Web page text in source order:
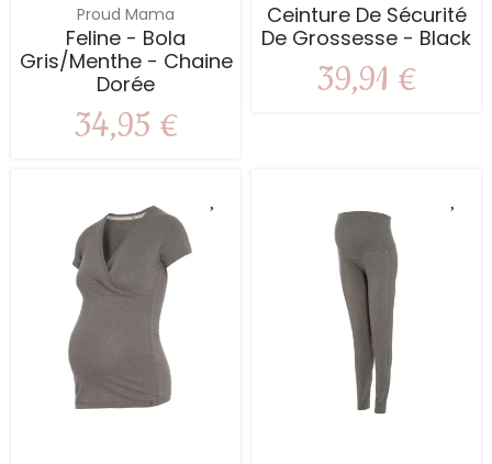
Proud Mama
Feline - Bola
Gris/menthe - Chaine
Dorée
34,95 €
Ceinture De Sécurité
De Grossesse - Black
39,91 €